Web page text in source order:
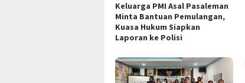
Keluarga PMI Asal Pasaleman
Minta Bantuan Pemulangan,
Kuasa Hukum Siapkan
Laporan ke Polisi